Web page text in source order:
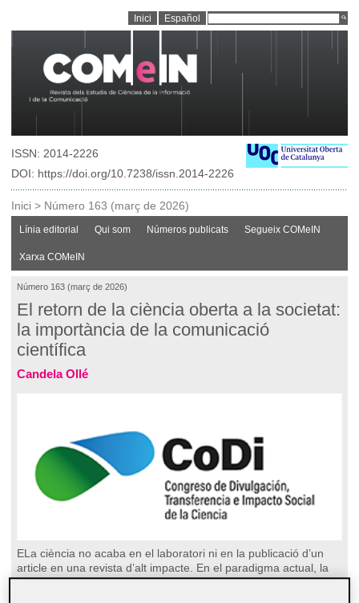
Inici Español
ISSN: 2014-2226
DOI: https://doi.org/10.7238/issn.2014-2226
Inici > Número 163 (març de 2026)
Línia editorial Qui som Números publicats Segueix COMeIN
Xarxa COMeIN
Número 163 (març de 2026)
El retorn de la ciència oberta a la societat:
la importància de la comunicació
científica
Candela Ollé
ELa ciència no acaba en el laboratori ni en la publicació d’un
article en una revista d’alt impacte. En el paradigma actual, la
recerca només completa el seu cicle quan el coneixement